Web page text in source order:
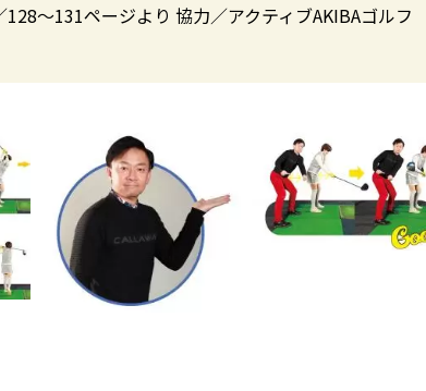
〜131ページより 協力／アクティブAKIBAゴルフ